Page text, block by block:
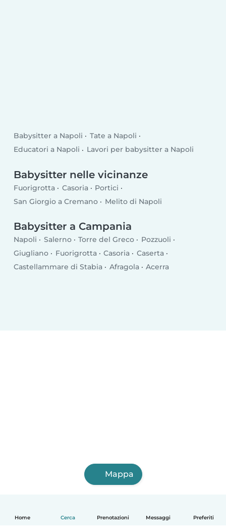
Home Cerca Prenotazioni Messaggi Preferiti
Babysitter a Napoli
Tate a Napoli
Educatori a Napoli
Lavori per babysitter a Napoli
Babysitter nelle vicinanze
Fuorigrotta Casoria
Portici
San Giorgio a Cremano
Melito di Napoli
Babysitter a Campania
Napoli Salerno Torre del Greco
Pozzuoli
Giugliano
Fuorigrotta Casoria
Caserta
Castellammare di Stabia
Afragola Acerra
Mappa